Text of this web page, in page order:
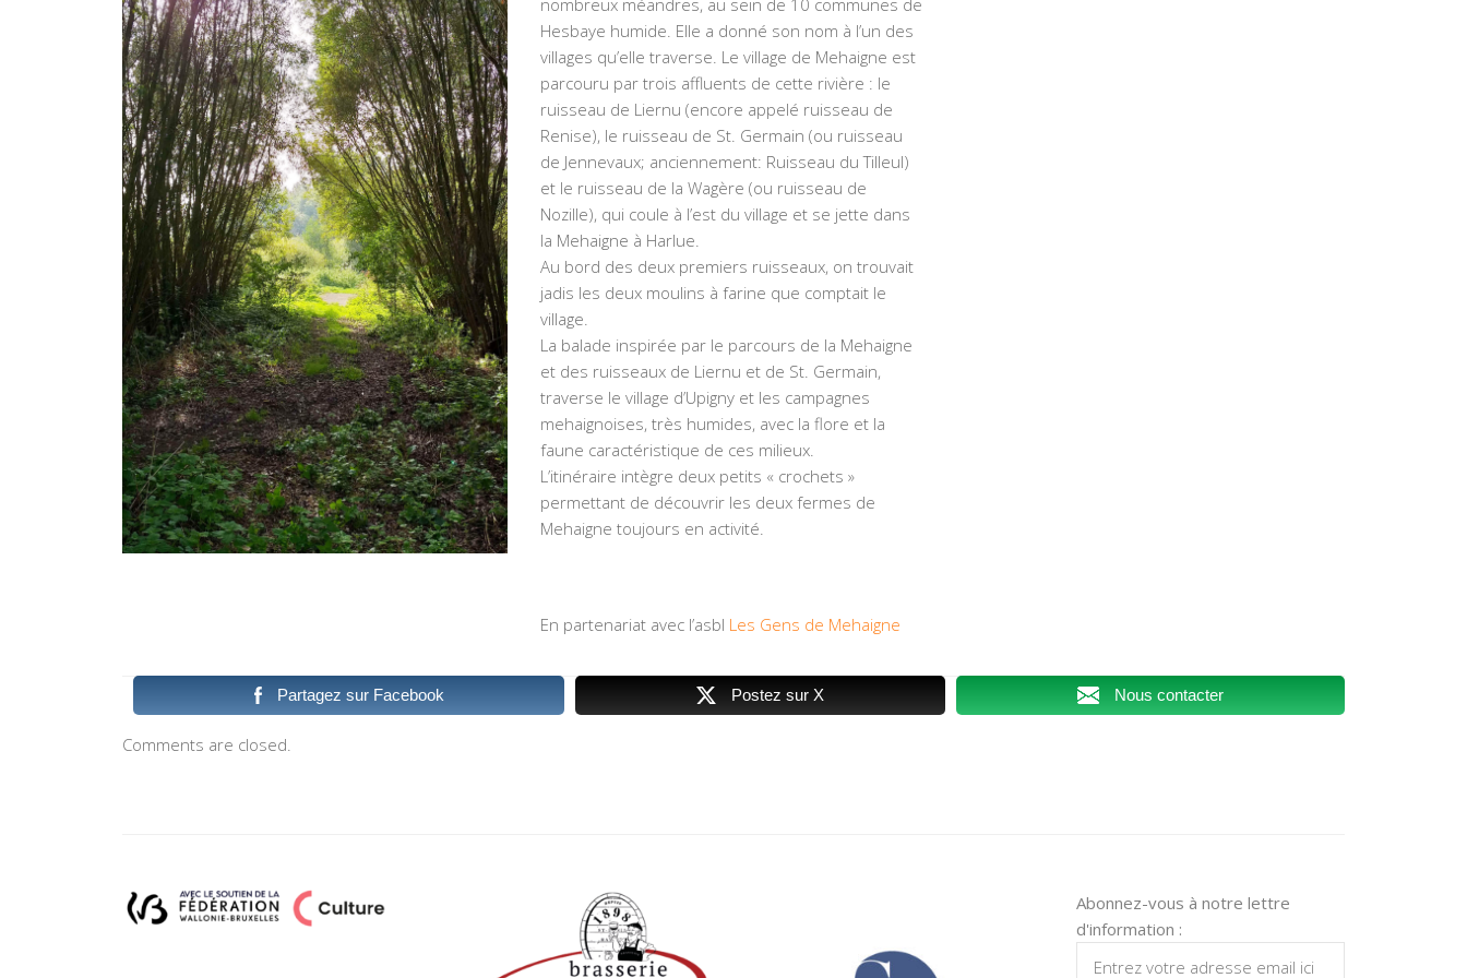
nombreux méandres, au sein de 10 communes de
Hesbaye humide. Elle a donné son nom à l’un des
villages qu’elle traverse. Le village de Mehaigne est
parcouru par trois affluents de cette rivière : le
ruisseau de Liernu (encore appelé ruisseau de
Renise), le ruisseau de St. Germain (ou ruisseau
de Jennevaux; anciennement: Ruisseau du Tilleul)
et le ruisseau de la Wagère (ou ruisseau de
Nozille), qui coule à l’est du village et se jette dans
la Mehaigne à Harlue.
Au bord des deux premiers ruisseaux, on trouvait
jadis les deux moulins à farine que comptait le
village.
La balade inspirée par le parcours de la Mehaigne
et des ruisseaux de Liernu et de St. Germain,
traverse le village d’Upigny et les campagnes
mehaignoises, très humides, avec la flore et la
faune caractéristique de ces milieux.
L’itinéraire intègre deux petits « crochets »
permettant de découvrir les deux fermes de
Mehaigne toujours en activité.
En partenariat avec l’asbl Les Gens de Mehaigne
Partagez sur Facebook Postez sur X Nous contacter
Comments are closed.
Abonnez-vous à notre lettre
d'information :